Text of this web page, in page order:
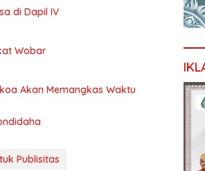
di Dapil IV
Wobar
Akan Memangkas Waktu
Publisitas